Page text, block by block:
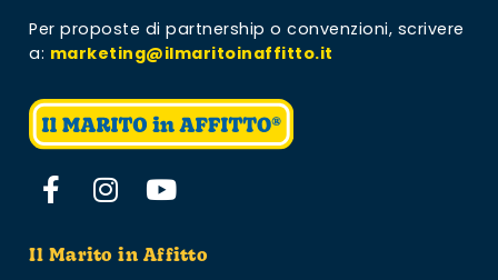
Per proposte di partnership o convenzioni, scrivere
a: marketing@ilmaritoinaffitto.it
Il Marito in Affitto